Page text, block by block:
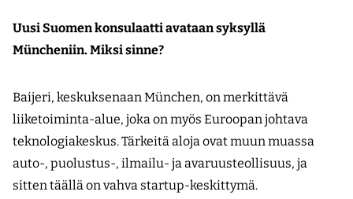
Uusi Suomen konsulaatti avataan syksyllä
Müncheniin. Miksi sinne?
Baijeri, keskuksenaan München, on merkittävä
liiketoiminta-alue, joka on myös Euroopan johtava
teknologiakeskus. Tärkeitä aloja ovat muun muassa
auto-, puolustus-, ilmailu- ja avaruusteollisuus, ja
sitten täällä on vahva startup-keskittymä.